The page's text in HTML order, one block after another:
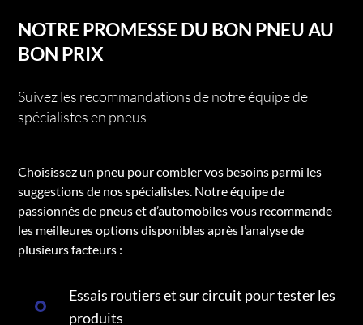
NOTRE PROMESSE DU BON PNEU AU
BON PRIX
Suivez les recommandations de notre équipe de
spécialistes en pneus
Choisissez un pneu pour combler vos besoins parmi les
suggestions de nos spécialistes. Notre équipe de
passionnés de pneus et d’automobiles vous recommande
les meilleures options disponibles après l’analyse de
plusieurs facteurs :
Essais routiers et sur circuit pour tester les
produits